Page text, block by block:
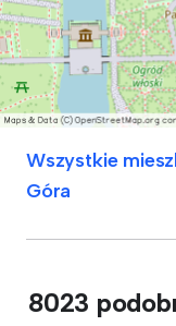
Wszystkie
Góra
8023